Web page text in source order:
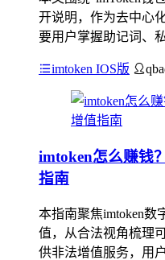
开说明，作为去中心
要用户掌握助记词、
imtoken IOS版
imtoken怎么赚钱
指南
本指南聚焦imtoken数
值，从合法视角梳理
供非法增值服务，用